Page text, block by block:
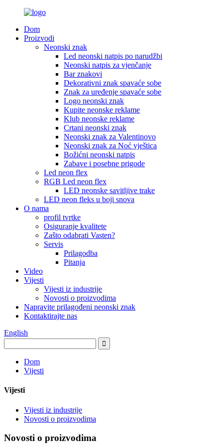
Dom
Proizvodi
Neonski znak
Led neonski natpis po narudžbi
Neonski natpis za vjenčanje
Bar znakovi
Dekorativni znak spavaće sobe
Znak za uređenje spavaće sobe
Logo neonski znak
Kupite neonske reklame
Klub neonske reklame
Crtani neonski znak
Neonski znak za Valentinovo
Neonski znak za Noć vještica
Božićni neonski natpis
Zabave i posebne prigode
Led neon flex
RGB Led neon flex
LED neonske savitljive trake
LED neon fleks u boji snova
O nama
profil tvrtke
Osiguranje kvalitete
Zašto odabrati Vasten?
Servis
Prilagodba
Pitanja
Video
Vijesti
Vijesti iz industrije
Novosti o proizvodima
Napravite prilagođeni neonski znak
Kontaktirajte nas
English
Dom
Vijesti
Vijesti
Vijesti iz industrije
Novosti o proizvodima
Novosti o proizvodima